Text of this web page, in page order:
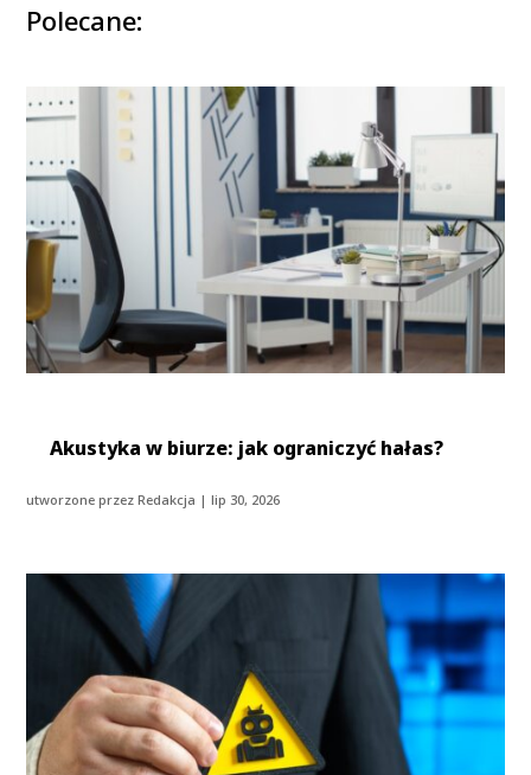
Polecane:
Akustyka w biurze: jak ograniczyć hałas?
utworzone przezRedakcja |lip 30, 2026